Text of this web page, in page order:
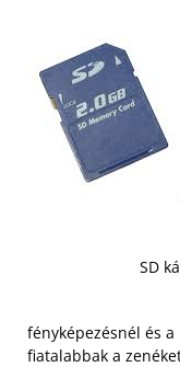
SD
fényképezésnél és
fiatalabbak a